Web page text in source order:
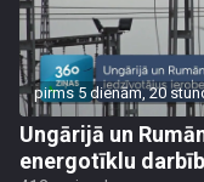
pirms 5 dienām, 20
Ungārijā un
energotīklu